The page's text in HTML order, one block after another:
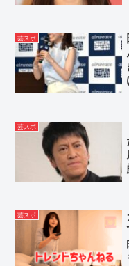
芸スポ
芸スポ
芸スポ